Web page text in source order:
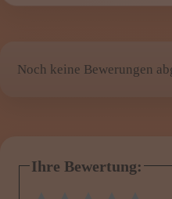
Noch keine Bewerungen
Ihre Bewertung: